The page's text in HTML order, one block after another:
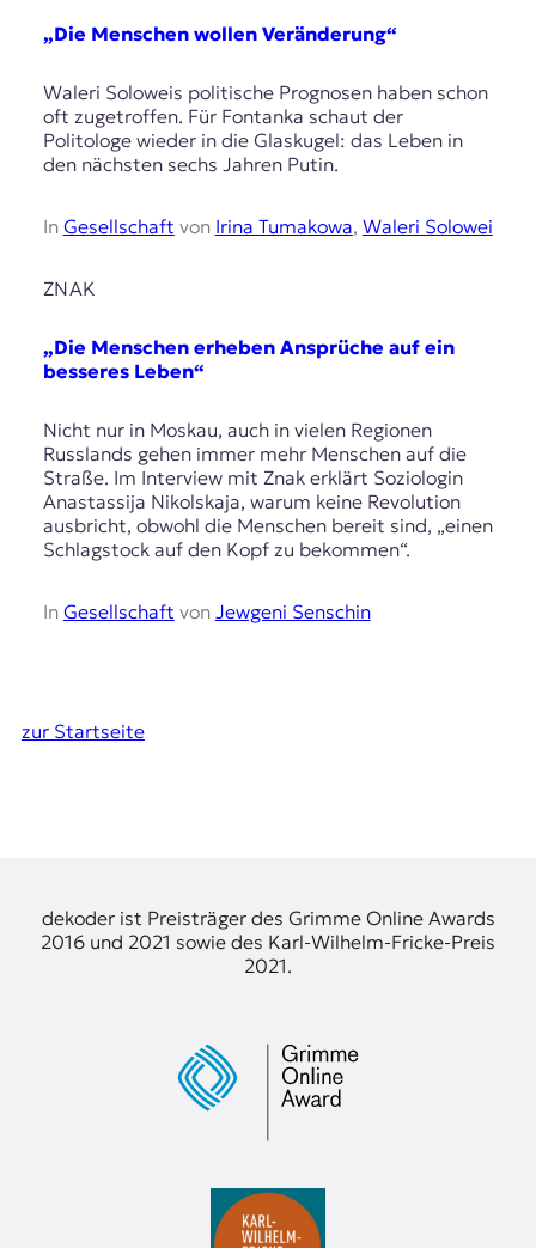
„Die Menschen wollen Veränderung“
Waleri Soloweis politische Prognosen haben schon
oft zugetroffen. Für Fontanka schaut der
Politologe wieder in die Glaskugel: das Leben in
den nächsten sechs Jahren Putin.
In Gesellschaft von Irina Tumakowa, Waleri Solowei
ZNAK
„Die Menschen erheben Ansprüche auf ein
besseres Leben“
Nicht nur in Moskau, auch in vielen Regionen
Russlands gehen immer mehr Menschen auf die
Straße. Im Interview mit Znak erklärt Soziologin
Anastassija Nikolskaja, warum keine Revolution
ausbricht, obwohl die Menschen bereit sind, „einen
Schlagstock auf den Kopf zu bekommen“.
In Gesellschaft von Jewgeni Senschin
zur Startseite
dekoder ist Preisträger des Grimme Online Awards
2016 und 2021 sowie des Karl-Wilhelm-Fricke-Preis
2021.